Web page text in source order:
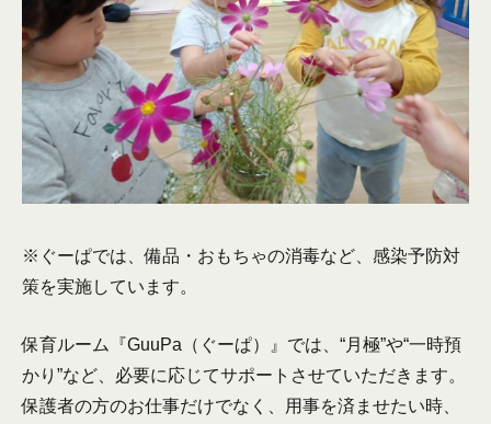
※ぐーぱでは、備品・おもちゃの消毒など、感染予防対
策を実施しています。
保育ルーム『GuuPa（ぐーぱ）』では、“月極”や“一時預
かり”など、必要に応じてサポートさせていただきます。
保護者の方のお仕事だけでなく、用事を済ませたい時、